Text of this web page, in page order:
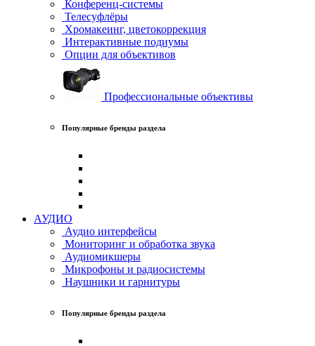
Конференц-системы
Телесуфлёры
Хромакеинг, цветокоррекция
Интерактивные подиумы
Опции для объективов
Профессиональные объективы
Популярные бренды раздела
АУДИО
Аудио интерфейсы
Мониторинг и обработка звука
Аудиомикшеры
Микрофоны и радиосистемы
Наушники и гарнитуры
Популярные бренды раздела